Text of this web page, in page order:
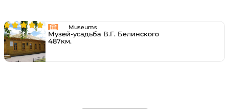
Museums
Музей-усадьба В.Г. Белинского
487км.